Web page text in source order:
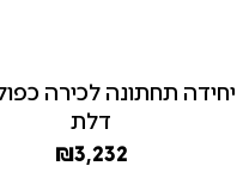
יחידה תחתונה לכירה
דלת
₪3,232